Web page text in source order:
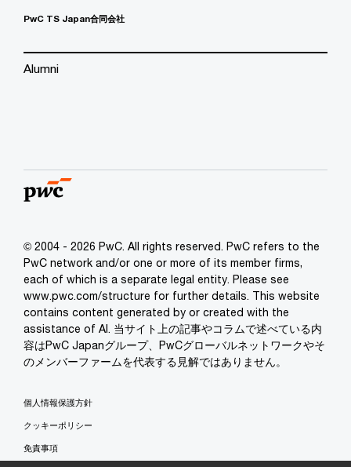
PwC TS Japan合同会社
Alumni
© 2004 - 2026 PwC. All rights reserved. PwC refers to the
PwC network and/or one or more of its member firms,
each of which is a separate legal entity. Please see
www.pwc.com/structure for further details. This website
contains content generated by or created with the
assistance of AI. 当サイト上の記事やコラムで述べている内
容はPwC Japanグループ、PwCグローバルネットワークやそ
のメンバーファームを代表する見解ではありません。
個人情報保護方針
クッキーポリシー
免責事項